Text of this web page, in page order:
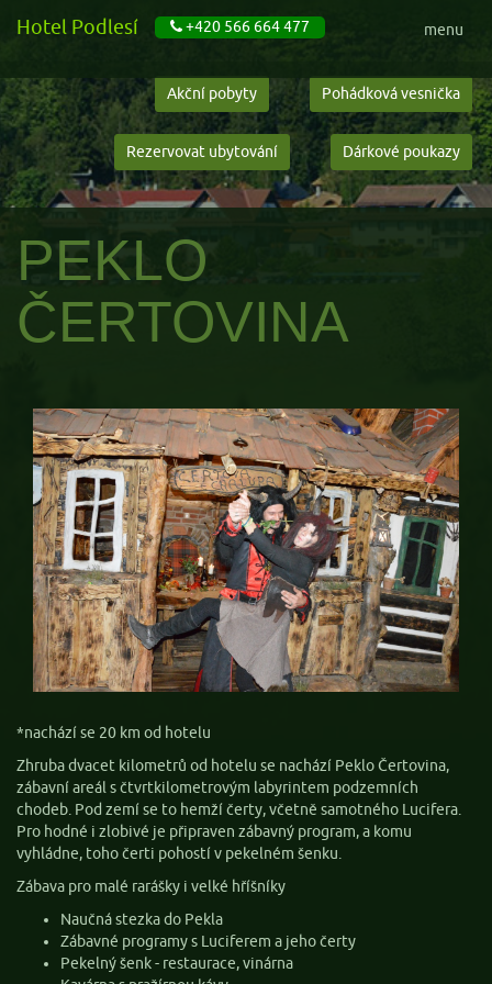
menu
Hotel Podlesí +420 566 664 477
Pohádková vesnička
Akční pobyty
Dárkové poukazy
Rezervovat ubytování
PEKLO
ČERTOVINA
*nachází se 20 km od hotelu
Zhruba dvacet kilometrů od hotelu se nachází Peklo Čertovina,
zábavní areál s čtvrtkilometrovým labyrintem podzemních
chodeb. Pod zemí se to hemží čerty, včetně samotného Lucifera.
Pro hodné i zlobivé je připraven zábavný program, a komu
vyhládne, toho čerti pohostí v pekelném šenku.
Zábava pro malé rarášky i velké hříšníky
Naučná stezka do Pekla
Zábavné programy s Luciferem a jeho čerty
Pekelný šenk - restaurace, vinárna